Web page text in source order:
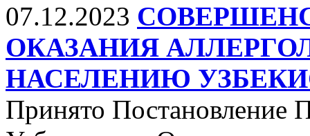
07.12.2023
ОКАЗАНИЯ
НАСЕЛЕНИЮ
Принято Постановление